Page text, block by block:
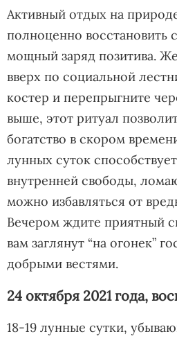
Активный отдых на
полноценно восстановить
мощный заряд позитива.
вверх по социальной
костер и перепрыгните
выше, этот ритуал
богатство в скором
лунных суток
внутренней свободы,
можно избавляться от
Вечером ждите приятный
вам заглянут “на огонек”
добрыми вестями.
24 октября 2021 года,
18-19 лунные сутки,